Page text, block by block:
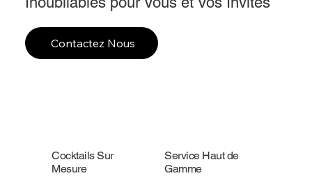
Contactez Nous
Cocktails Sur
Mesure
Service Haut de
Gamme